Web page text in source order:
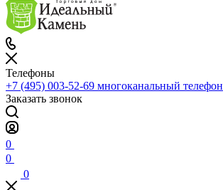
Телефоны
+7 (495) 003-52-69 многоканальный телефон
Заказать звонок
0
0
0